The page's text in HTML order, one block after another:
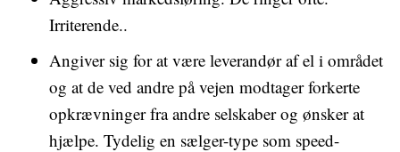
Irriterende..
Angiver sig for at være leverandør af el i området
og at de ved andre på vejen modtager forkerte
opkrævninger fra andre selskaber og ønsker at
hjælpe. Tydelig en sælger-type som speed-